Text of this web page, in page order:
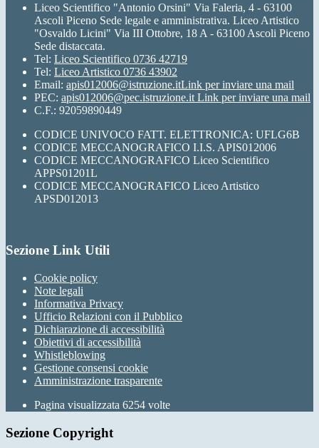
Liceo Scientifico "Antonio Orsini" Via Faleria, 4 - 63100
Ascoli Piceno Sede legale e amministrativa. Liceo Artistico
"Osvaldo Licini" Via III Ottobre, 18 A - 63100 Ascoli Piceno
Sede distaccata.
Tel: Liceo Scientifico 0736 42719
Tel: Liceo Artistico 0736 43902
Email: apis012006@istruzione.itLink per inviare una mail
PEC: apis012006@pec.istruzione.it Link per inviare una mail
C.F.: 92059890449
CODICE UNIVOCO FATT. ELETTRONICA: UFLG6B
CODICE MECCANOGRAFICO I.I.S. APIS012006
CODICE MECCANOGRAFICO Liceo Scientifico
APPS01201L
CODICE MECCANOGRAFICO Liceo Artistico
APSD012013
Sezione Link Utili
Cookie policy
Note legali
Informativa Privacy
Ufficio Relazioni con il Pubblico
Dichiarazione di accessibilità
Obiettivi di accessibilità
Whistleblowing
Gestione consensi cookie
Amministrazione trasparente
Pagina visualizzata 6254 volte
Sezione Copyright